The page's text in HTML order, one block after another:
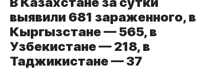
выявили 681 зараженного, в
Кыргызстане — 565, в
Узбекистане — 218, в
Таджикистане — 37